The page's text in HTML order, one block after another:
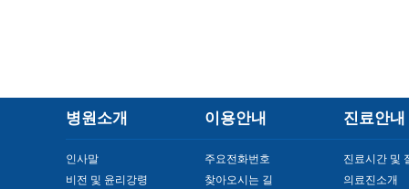
병원소개 이용안내 진료안내
인사말
비전 및 윤리강령
주요전화번호
찾아오시는 길
진료시간 및
의료진소개